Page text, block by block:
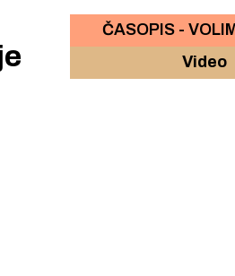
ČASOPIS -
Video